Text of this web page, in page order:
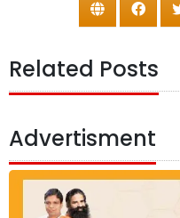
Related Posts
Advertisment